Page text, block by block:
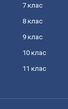
7 клас
8 клас
9 клас
10 клас
11 клас